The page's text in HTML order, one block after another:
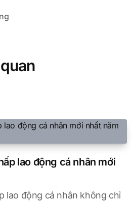
lao động cá nhân mới
lao động cá nhân không chỉ